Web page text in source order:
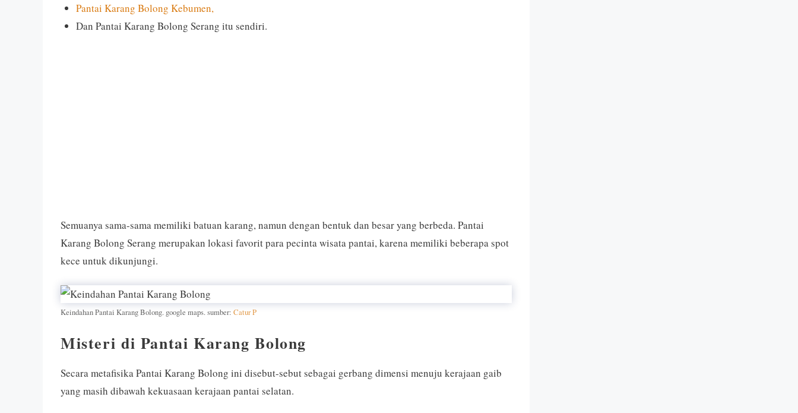
Pantai Karang Bolong Kebumen,
Dan Pantai Karang Bolong Serang itu sendiri.
Semuanya sama-sama memiliki batuan karang, namun dengan bentuk dan besar yang berbeda. Pantai
Karang Bolong Serang merupakan lokasi favorit para pecinta wisata pantai, karena memiliki beberapa spot
kece untuk dikunjungi.
Keindahan Pantai Karang Bolong. google maps. sumber: Catur P
Misteri di Pantai Karang Bolong
Secara metafisika Pantai Karang Bolong ini disebut-sebut sebagai gerbang dimensi menuju kerajaan gaib
yang masih dibawah kekuasaan kerajaan pantai selatan.